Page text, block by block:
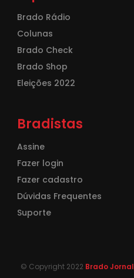
Brado Rádio
Colunas
Brado Check
Brado Shop
Eleições 2022
Bradistas
Assine
Fazer login
Fazer cadastro
Dúvidas Frequentes
Suporte
© Copyright 2022 Brado Jornal